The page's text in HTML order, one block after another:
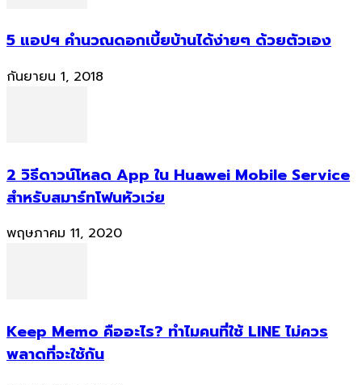
5 แอปฯ คำนวณดอกเบี้ยบ้านได้ง่ายๆ ด้วยตัวเอง
กันยายน 1, 2018
2 วิธีดาวน์โหลด App ใน Huawei Mobile Service
สำหรับสมาร์ทโฟนหัวเว่ย
พฤษภาคม 11, 2020
Keep Memo คืออะไร? ทำไมคนที่ใช้ LINE ไม่ควร
พลาดที่จะใช้กัน